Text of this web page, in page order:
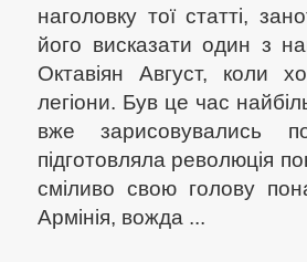
наголовку тої статті,
його висказати один з
Октавіян Август, коли
легіони. Був це час
вже зарисовувались
підготовляла революція
сміливо свою голову
Армінія, вожда ...